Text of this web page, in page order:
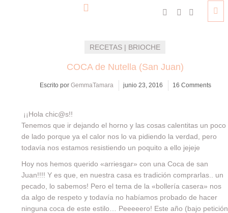
RECETAS | BRIOCHE
COCA de Nutella (San Juan)
Escrito porGemmaTamara junio 23, 2016 16 Comments
¡¡Hola chic@s!!
Tenemos que ir dejando el horno y las cosas calentitas un poco
de lado porque ya el calor nos lo va pidiendo la verdad, pero
todavía nos estamos resistiendo un poquito a ello jejeje
Hoy nos hemos querido «arriesgar» con una Coca de san
Juan!!!! Y es que, en nuestra casa es tradición comprarlas.. un
pecado, lo sabemos! Pero el tema de la «bollería casera» nos
da algo de respeto y todavía no habíamos probado de hacer
ninguna coca de este estilo… Peeeeero! Este año (bajo petición